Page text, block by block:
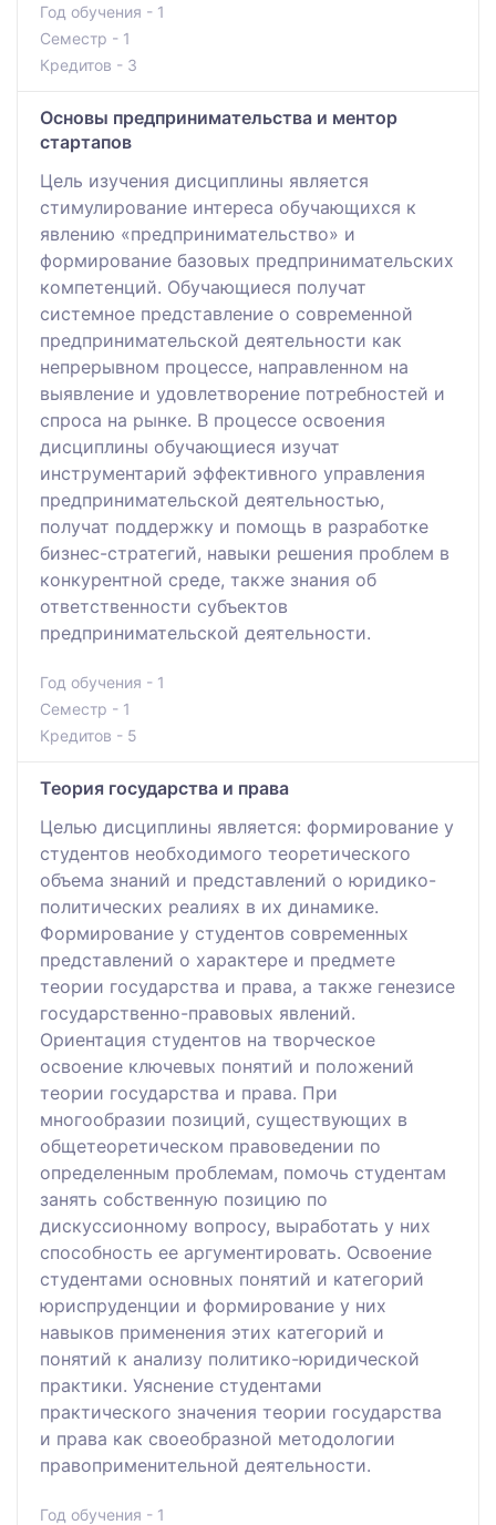
Год обучения - 1
Семестр - 1
Кредитов - 3
Основы предпринимательства и ментор
стартапов
Цель изучения дисциплины является
стимулирование интереса обучающихся к
явлению «предпринимательство» и
формирование базовых предпринимательских
компетенций. Обучающиеся получат
системное представление о современной
предпринимательской деятельности как
непрерывном процессе, направленном на
выявление и удовлетворение потребностей и
спроса на рынке. В процессе освоения
дисциплины обучающиеся изучат
инструментарий эффективного управления
предпринимательской деятельностью,
получат поддержку и помощь в разработке
бизнес-стратегий, навыки решения проблем в
конкурентной среде, также знания об
ответственности субъектов
предпринимательской деятельности.
Год обучения - 1
Семестр - 1
Кредитов - 5
Теория государства и права
Целью дисциплины является: формирование у
студентов необходимого теоретического
объема знаний и представлений о юридико-
политических реалиях в их динамике.
Формирование у студентов современных
представлений о характере и предмете
теории государства и права, а также генезисе
государственно-правовых явлений.
Ориентация студентов на творческое
освоение ключевых понятий и положений
теории государства и права. При
многообразии позиций, существующих в
общетеоретическом правоведении по
определенным проблемам, помочь студентам
занять собственную позицию по
дискуссионному вопросу, выработать у них
способность ее аргументировать. Освоение
студентами основных понятий и категорий
юриспруденции и формирование у них
навыков применения этих категорий и
понятий к анализу политико-юридической
практики. Уяснение студентами
практического значения теории государства
и права как своеобразной методологии
правоприменительной деятельности.
Год обучения - 1